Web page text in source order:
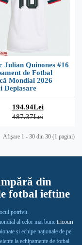
Julian Quinones #16
de Fotbal
Mondial 2026
Deplasare
194.94Lei
487.37Lei
Afişare 1 - 30 din 30 (1 pagini)
din
fotbal ieftine
potrivit.
al celor mai bune tricouri
și echipe naționale de pe
la echipamente de fotbal